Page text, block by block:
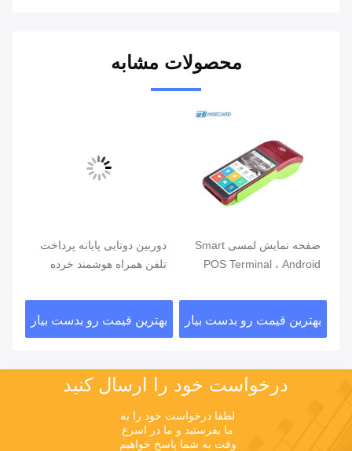
محصولات مشابه
صفحه نمایش لمسی Smart
POS Terminal ، Android
بهترین قیمت رو بدست بیار
دوربین دوتایی پایانه پرداخت
تلفن همراه هوشمند خرده
بهترین قیمت رو بدست بیار
درخواست خود را ارسال کنید